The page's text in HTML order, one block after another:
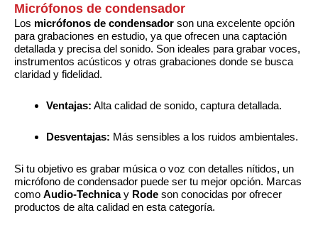
Micrófonos de condensador
Los micrófonos de condensador son una excelente opción
para grabaciones en estudio, ya que ofrecen una captación
detallada y precisa del sonido. Son ideales para grabar voces,
instrumentos acústicos y otras grabaciones donde se busca
claridad y fidelidad.
Ventajas: Alta calidad de sonido, captura detallada.
Desventajas: Más sensibles a los ruidos ambientales.
Si tu objetivo es grabar música o voz con detalles nítidos, un
micrófono de condensador puede ser tu mejor opción. Marcas
como Audio-Technicay Rode son conocidas por ofrecer
productos de alta calidad en esta categoría.